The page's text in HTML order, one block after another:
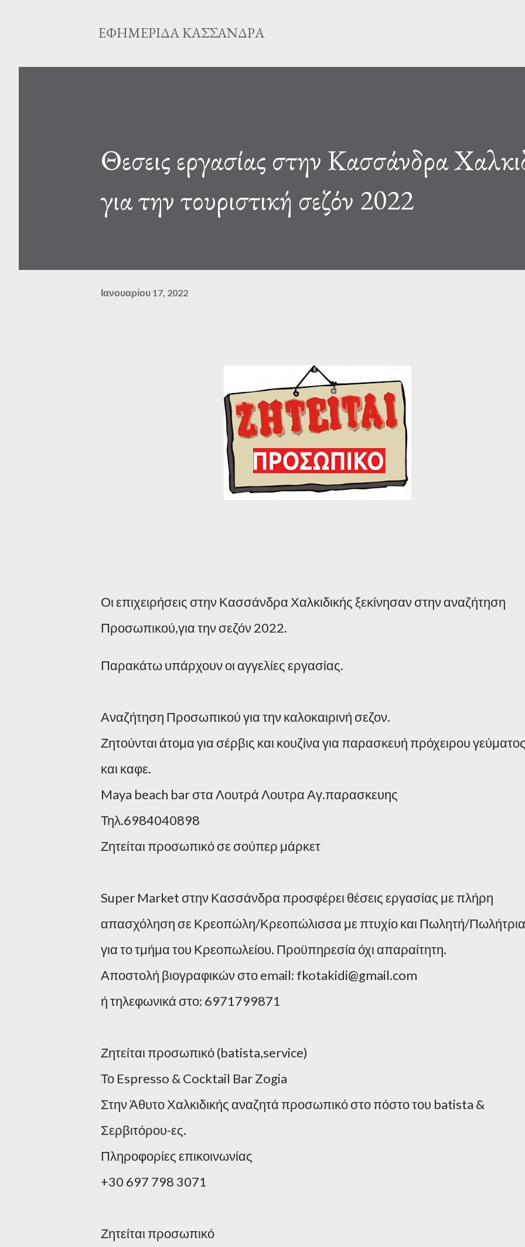
ΕΦΗΜΕΡΊΔΑ ΚΑΣΣΆΝΔΡΑ
Θεσεις εργασίας στην Κασσάνδρα
για την τουριστική σεζόν 2022
Ιανουαρίου 17, 2022
Οι επιχειρήσεις στην Κασσάνδρα Χαλκιδικής ξεκίνησαν στην αναζήτηση
Προσωπικού,για την σεζόν 2022.
Παρακάτω υπάρχουν οι αγγελίες εργασίας.
Αναζήτηση Προσωπικού για την καλοκαιρινή σεζον.
Ζητούνται άτομα για σέρβις και κουζίνα για παρασκευή πρόχειρου
και καφε.
Maya beach bar στα Λουτρά Λουτρα Αγ.παρασκευης
Τηλ.6984040898
Ζητείται προσωπικό σε σούπερ μάρκετ
Super Market στην Κασσάνδρα προσφέρει θέσεις εργασίας με πλήρη
απασχόληση σε Κρεοπώλη/Κρεοπώλισσα με πτυχίο και Πωλητή/Πωλήτρια
για το τμήμα του Κρεοπωλείου. Προϋπηρεσία όχι απαραίτητη.
Αποστολή βιογραφικών στο email: fkotakidi@gmail.com
ή τηλεφωνικά στο: 6971799871
Ζητείται προσωπικό (batista,service)
Το Espresso & Cocktail Bar Zogia
Στην Άθυτο Χαλκιδικής αναζητά προσωπικό στο πόστο του batista &
Σερβιτόρου-ες.
Πληροφορίες επικοινωνίας
+30 697 798 3071
Ζητείται προσωπικό